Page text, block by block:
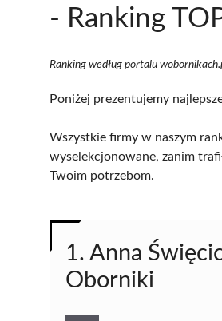
- Ranking
Ranking według portalu
Poniżej prezentujemy
Wszystkie firmy w naszym
wyselekcjonowane, zanim
Twoim potrzebom.
1. Anna
Oborniki